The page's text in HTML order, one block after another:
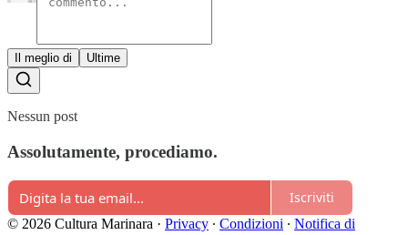
Il meglio di Ultime
Nessun post
Assolutamente, procediamo.
Iscriviti
© 2026 Cultura Marinara · Privacy ∙ Condizioni ∙ Notifica di